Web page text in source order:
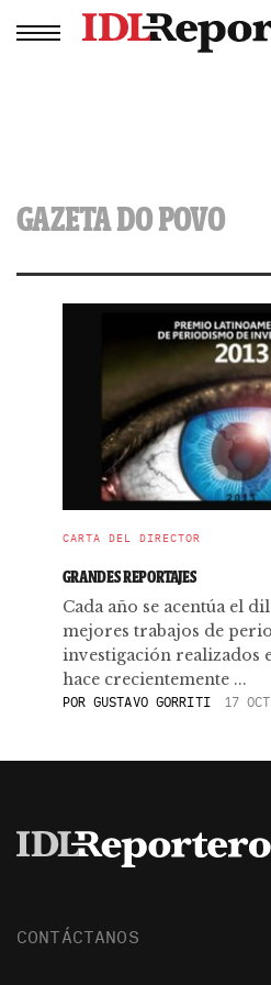
GAZETA DO POVO
CARTA DEL DIRECTOR
GRANDES REPORTAJES
Cada año se acentúa el
mejores trabajos de
investigación realizados
hace crecientemente ...
POR GUSTAVO GORRITI 17
CONTÁCTANOS